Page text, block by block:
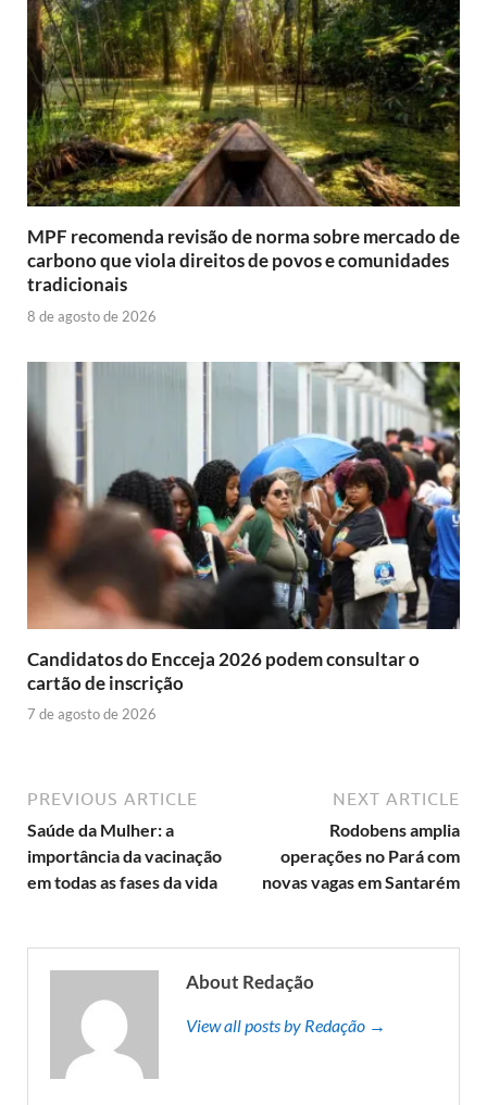
MPF recomenda revisão de norma sobre mercado de
carbono que viola direitos de povos e comunidades
tradicionais
8 de agosto de 2026
Candidatos do Encceja 2026 podem consultar o
cartão de inscrição
7 de agosto de 2026
PREVIOUS ARTICLE
Saúde da Mulher: a
importância da vacinação
em todas as fases da vida
NEXT ARTICLE
Rodobens amplia
operações no Pará com
novas vagas em Santarém
About Redação
View all posts by Redação →